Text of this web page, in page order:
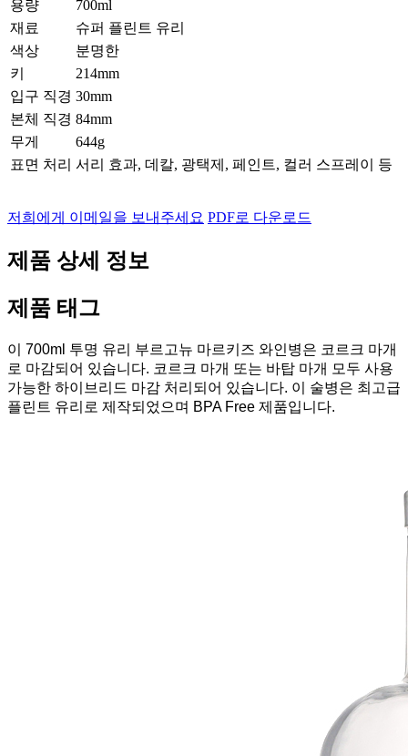
용량
700ml
재료
슈퍼 플린트 유리
색상
분명한
키
214mm
입구 직경 30mm
본체 직경 84mm
무게
644g
표면 처리 서리 효과, 데칼, 광택제, 페인트, 컬러 스프레이 등
저희에게 이메일을 보내주세요 PDF로 다운로드
제품 상세 정보
제품 태그
이 700ml 투명 유리 부르고뉴 마르키즈 와인병은 코르크 마개
로 마감되어 있습니다. 코르크 마개 또는 바탑 마개 모두 사용
가능한 하이브리드 마감 처리되어 있습니다. 이 술병은 최고급
플린트 유리로 제작되었으며 BPA Free 제품입니다.